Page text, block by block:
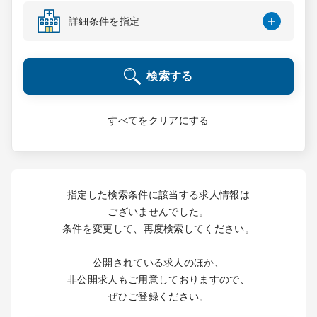
コンサルタント
成功事例
転職ノウハウ
受付時間 9:00 ～ 18:00（平日）
クリニック開業
詳細条件を指定
検索する
すべてをクリアにする
指定した検索条件に該当する求人情報は
ございませんでした。
条件を変更して、再度検索してください。
公開されている求人のほか、
非公開求人もご用意しておりますので、
ぜひご登録ください。